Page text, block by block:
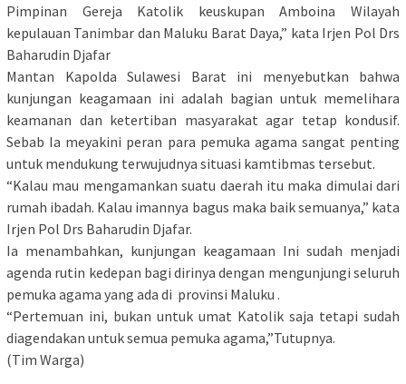
Pimpinan Gereja Katolik keuskupan Amboina Wilayah
kepulauan Tanimbar dan Maluku Barat Daya,” kata Irjen Pol Drs
Baharudin Djafar
Mantan Kapolda Sulawesi Barat ini menyebutkan bahwa
kunjungan keagamaan ini adalah bagian untuk memelihara
keamanan dan ketertiban masyarakat agar tetap kondusif.
Sebab Ia meyakini peran para pemuka agama sangat penting
untuk mendukung terwujudnya situasi kamtibmas tersebut.
“Kalau mau mengamankan suatu daerah itu maka dimulai dari
rumah ibadah. Kalau imannya bagus maka baik semuanya,” kata
Irjen Pol Drs Baharudin Djafar.
Ia menambahkan, kunjungan keagamaan Ini sudah menjadi
agenda rutin kedepan bagi dirinya dengan mengunjungi seluruh
pemuka agama yang ada di provinsi Maluku .
“Pertemuan ini, bukan untuk umat Katolik saja tetapi sudah
diagendakan untuk semua pemuka agama,”Tutupnya.
(Tim Warga)